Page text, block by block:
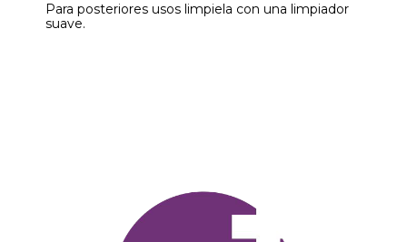
Para posteriores usos limpiela con una limpiador
suave.